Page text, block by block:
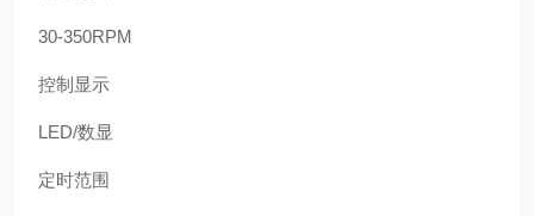
30-350RPM
控制显示
LED/数显
定时范围